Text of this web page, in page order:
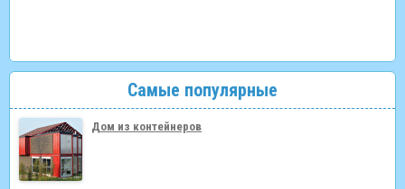
Самые популярные
Дом из контейнеров